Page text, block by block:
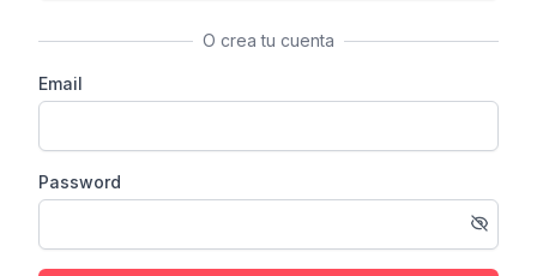
O crea tu cuenta
Email
Password